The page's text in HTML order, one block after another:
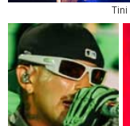
Tini